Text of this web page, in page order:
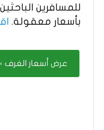
للمسافرين
بأسعار معقولة.​
عرض أسعار الغرف